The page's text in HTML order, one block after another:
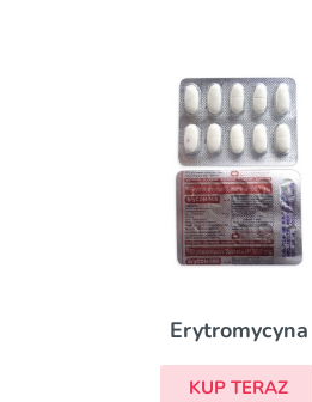
Metronidazol
KUP TERAZ